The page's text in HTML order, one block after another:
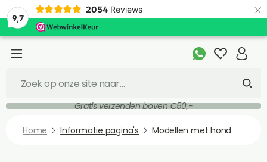
9,7
2054 Reviews ×
Gratis verzenden boven €50,-
Home Informatie pagina's Modellen met hond